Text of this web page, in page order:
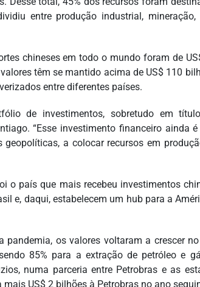
entre produção industrial, mineração,
chineses em todo o mundo foram de
têm se mantido acima de US$ 110
entre diferentes países.
de investimentos, sobretudo em
“Esse investimento financeiro ainda
a colocar recursos em
o país que mais recebeu investimentos
e, daqui, estabelecem um hub para a
os valores voltaram a crescer
85% para a extração de petróleo e
numa parceria entre Petrobras e as
mais US$ 2 bilhões à Petrobras no ano